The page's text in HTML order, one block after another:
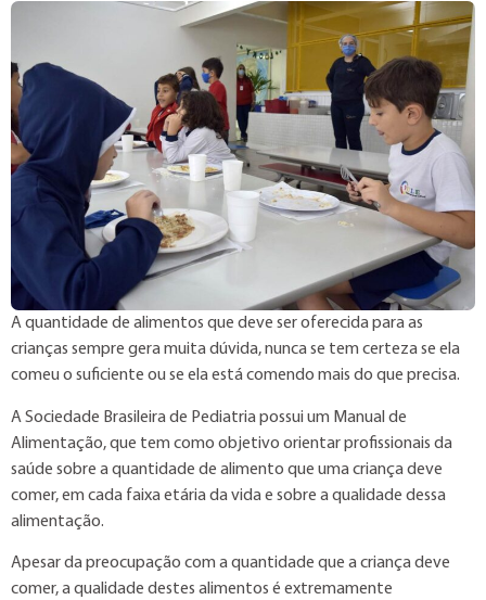
A quantidade de alimentos que deve ser oferecida para as
crianças sempre gera muita dúvida, nunca se tem certeza se ela
comeu o suficiente ou se ela está comendo mais do que precisa.
A Sociedade Brasileira de Pediatria possui um Manual de
Alimentação, que tem como objetivo orientar profissionais da
saúde sobre a quantidade de alimento que uma criança deve
comer, em cada faixa etária da vida e sobre a qualidade dessa
alimentação.
Apesar da preocupação com a quantidade que a criança deve
comer, a qualidade destes alimentos é extremamente